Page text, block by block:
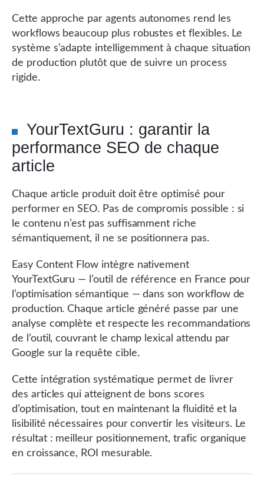
Cette approche par agents autonomes rend les
workflows beaucoup plus robustes et flexibles. Le
système s’adapte intelligemment à chaque situation
de production plutôt que de suivre un process
rigide.
YourTextGuru : garantir la
performance SEO de chaque
article
Chaque article produit doit être optimisé pour
performer en SEO. Pas de compromis possible : si
le contenu n’est pas suffisamment riche
sémantiquement, il ne se positionnera pas.
Easy Content Flow intègre nativement
YourTextGuru — l’outil de référence en France pour
l’optimisation sémantique — dans son workflow de
production. Chaque article généré passe par une
analyse complète et respecte les recommandations
de l’outil, couvrant le champ lexical attendu par
Google sur la requête cible.
Cette intégration systématique permet de livrer
des articles qui atteignent de bons scores
d’optimisation, tout en maintenant la fluidité et la
lisibilité nécessaires pour convertir les visiteurs. Le
résultat : meilleur positionnement, trafic organique
en croissance, ROI mesurable.